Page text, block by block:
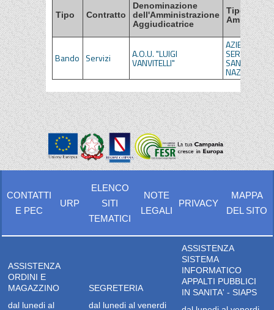
Tipo Contratto
Denominazione
dell'Amministrazione
Aggiudicatrice
Tipo di
Bando Servizi A.O.U. "LUIGI
VANVITELLI"
AZIENDE DEL
SERVIZIO
SANITARIO
NAZIONALE
CONTATTI
E PEC
URP
ELENCO
SITI
TEMATICI
NOTE
LEGALI
PRIVACY
MAPPA
DEL SITO
ASSISTENZA
ORDINI E
MAGAZZINO
dal lunedi al
SEGRETERIA
dal lunedi al venerdi
ASSISTENZA
SISTEMA
INFORMATICO
APPALTI PUBBLICI
IN SANITA' - SIAPS